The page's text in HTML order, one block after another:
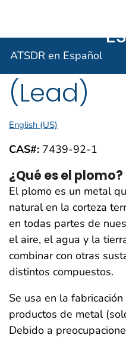
ATSDR en Español
(Lead)
English (US)
CAS#: 7439-92-1
¿Qué es el plomo?
El plomo es un metal
natural en la corteza
en todas partes de
el aire, el agua y la
combinar con otras
distintos compuestos.
Se usa en la
productos de metal
Debido a